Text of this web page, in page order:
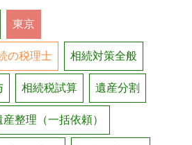
東京
の税理士 相続対策全般
相続税試算 遺産分割
産整理（一括依頼）